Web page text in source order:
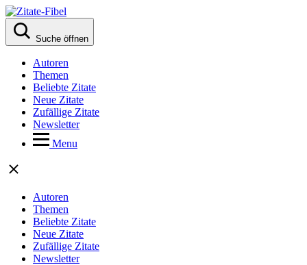
Suche öffnen
Autoren
Themen
Beliebte Zitate
Neue Zitate
Zufällige Zitate
Newsletter
Menu
Autoren
Themen
Beliebte Zitate
Neue Zitate
Zufällige Zitate
Newsletter